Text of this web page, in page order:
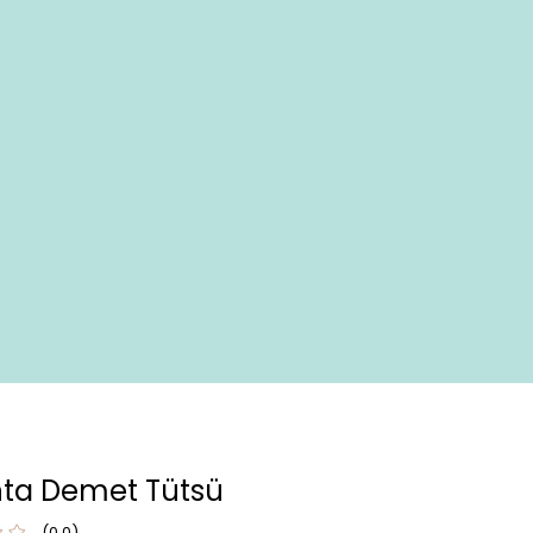
Demet Tütsü